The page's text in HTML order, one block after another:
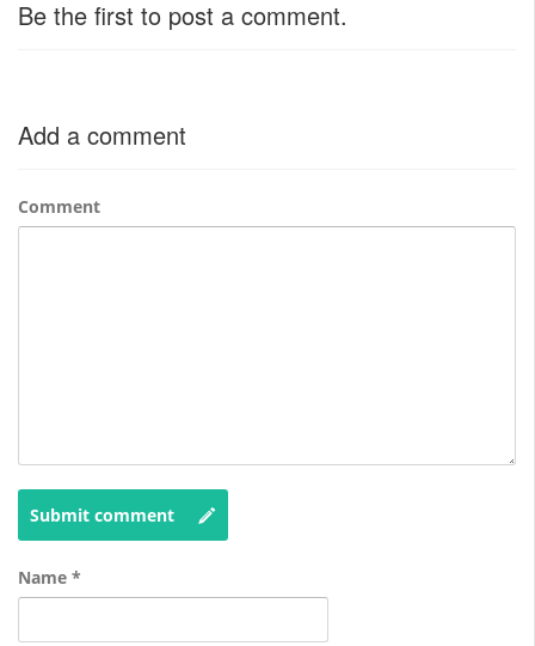
Be the first to post a comment.
Add a comment
Comment
Submit comment
Name *